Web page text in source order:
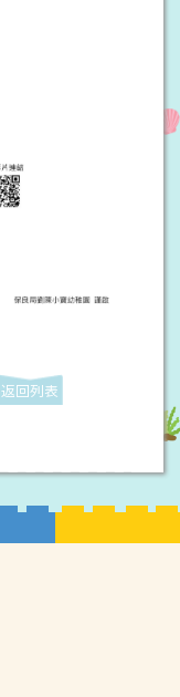
返回列表